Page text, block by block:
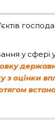
у сфері
з оцінки